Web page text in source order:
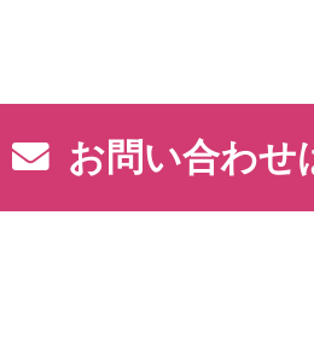
お問い合わせ